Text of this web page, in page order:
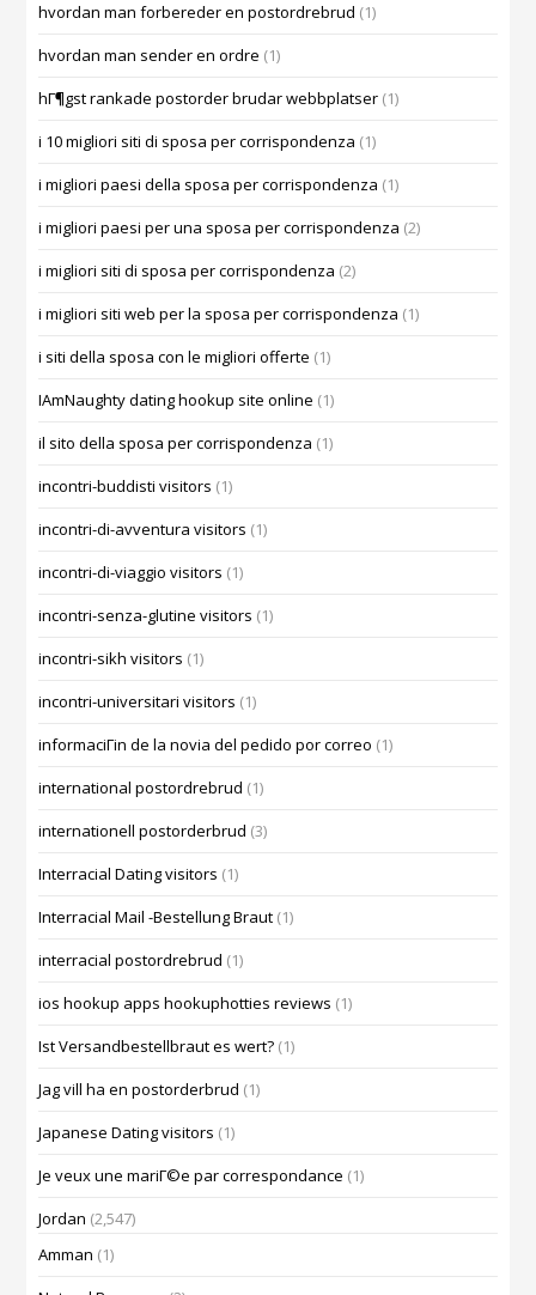
hvordan man forbereder en postordrebrud (1)
hvordan man sender en ordre (1)
hГ¶gst rankade postorder brudar webbplatser (1)
i 10 migliori siti di sposa per corrispondenza (1)
i migliori paesi della sposa per corrispondenza (1)
i migliori paesi per una sposa per corrispondenza (2)
i migliori siti di sposa per corrispondenza (2)
i migliori siti web per la sposa per corrispondenza (1)
i siti della sposa con le migliori offerte (1)
IAmNaughty dating hookup site online (1)
il sito della sposa per corrispondenza (1)
incontri-buddisti visitors (1)
incontri-di-avventura visitors (1)
incontri-di-viaggio visitors (1)
incontri-senza-glutine visitors (1)
incontri-sikh visitors (1)
incontri-universitari visitors (1)
informaciГіn de la novia del pedido por correo (1)
international postordrebrud (1)
internationell postorderbrud (3)
Interracial Dating visitors (1)
Interracial Mail -Bestellung Braut (1)
interracial postordrebrud (1)
ios hookup apps hookuphotties reviews (1)
Ist Versandbestellbraut es wert? (1)
Jag vill ha en postorderbrud (1)
Japanese Dating visitors (1)
Je veux une mariГ©e par correspondance (1)
Jordan (2,547)
Amman (1)